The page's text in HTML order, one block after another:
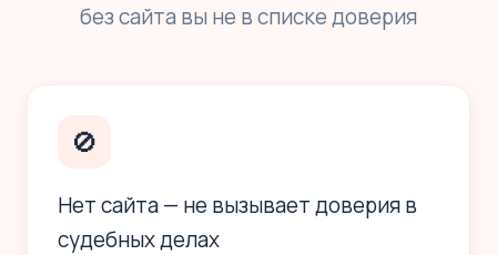
без сайта вы не в списке доверия
🚫
Нет сайта — не вызывает доверия в
судебных делах